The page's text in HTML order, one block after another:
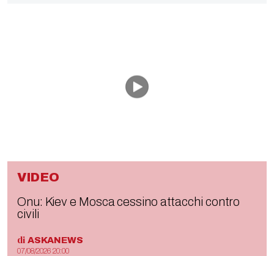
VIDEO
Onu: Kiev e Mosca cessino attacchi contro
civili
di ASKANEWS
07/08/2026 20:00